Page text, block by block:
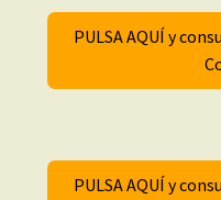
PULSA AQUÍ y
PULSA AQUÍ y